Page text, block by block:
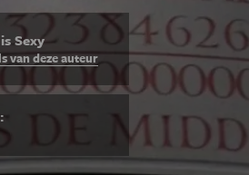
Sexy
van deze auteur